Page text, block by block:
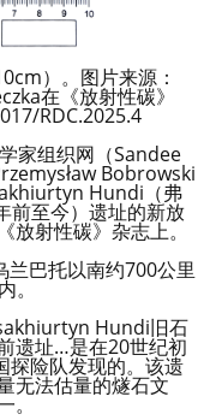
）。图片来源：
在《放射性碳》
RDC.2025.4
家组织网（Sandee
Bobrowski
Hundi（弗
前至今）遗址的新放
射性碳》杂志上。
巴托以南约700公里
Hundi旧石
遗址…是在20世纪初
探险队发现的。该遗
无法估量的燧石文